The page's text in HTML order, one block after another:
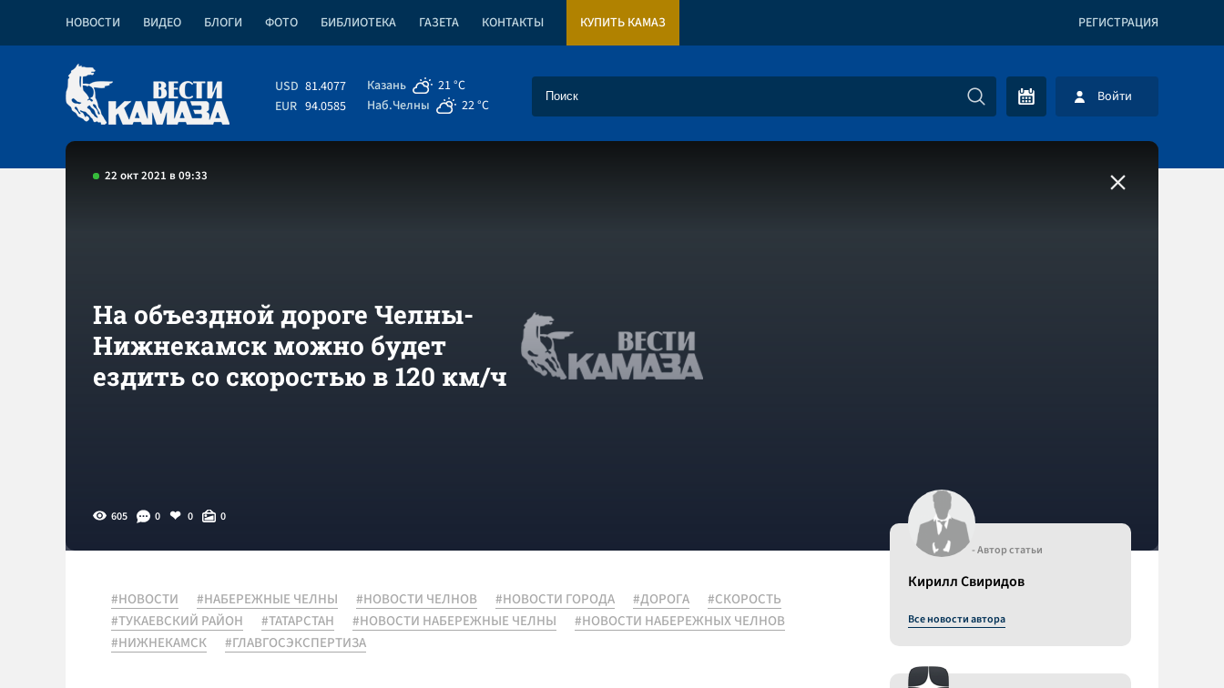
НОВОСТИ ВИДЕО БЛОГИ ФОТО БИБЛИОТЕКА ГАЗЕТА КОНТАКТЫ КУПИТЬ КАМАЗ РЕГИСТРАЦИЯ
USD 81.4077
EUR 94.0585
Казань
21 °C
Наб.Челны
22 °C Войти
22 окт 2021 в 09:33
На объездной дороге Челны-
Нижнекамск можно будет
ездить со скоростью в 120 км/ч
605 0 0 0
#НОВОСТИ #НАБЕРЕЖНЫЕ ЧЕЛНЫ #НОВОСТИ ЧЕЛНОВ #НОВОСТИ ГОРОДА #ДОРОГА
#СКОРОСТЬ
#ТУКАЕВСКИЙ РАЙОН
#ТАТАРСТАН #НОВОСТИ НАБЕРЕЖНЫЕ ЧЕЛНЫ
#НОВОСТИ НАБЕРЕЖНЫХ ЧЕЛНОВ
#НИЖНЕКАМСК
#ГЛАВГОСЭКСПЕРТИЗА
- Автор статьи
Кирилл Свиридов
Все новости автора